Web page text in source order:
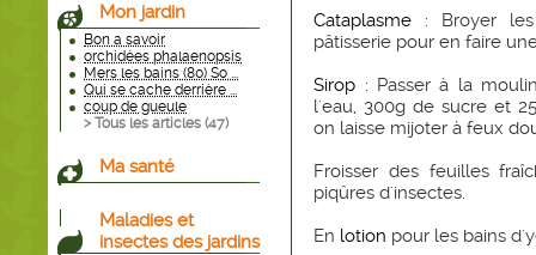
Mon jardin
Bon a savoir
orchidées phalaenopsis
Mers les bains (80) So ...
Qui se cache derrière ...
coup de gueule
> Tous les articles (47)
Ma santé
Maladies et
insectes des jardins
Cataplasme : Broyer
pâtisserie pour en faire
Sirop : Passer à la
l'eau, 300g de sucre et
on laisse mijoter à feux
Froisser des feuilles
piqûres d'insectes.
En lotion pour les bains